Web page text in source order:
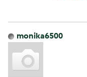
monika6500